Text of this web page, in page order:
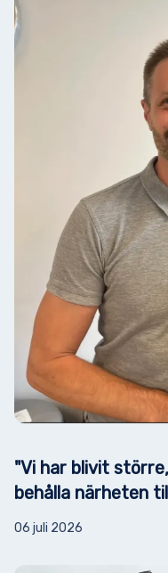
"Vi har blivit
behålla närheten
06 juli 2026